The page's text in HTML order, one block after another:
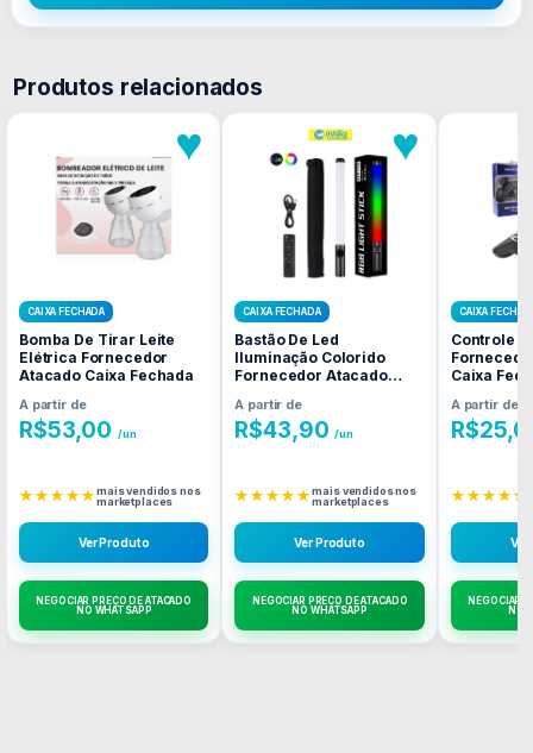
Produtos relacionados
♥
CAIXA FECHADA
Bomba De Tirar Leite
Elétrica Fornecedor
Atacado Caixa Fechada
A partir de
R$53,00 /un
★★★★★mais vendidos nos
marketplaces
Ver Produto
NEGOCIAR PREÇO DE ATACADO
NO WHATSAPP
♥
CAIXA FECHADA
Bastão De Led
Iluminação Colorido
Fornecedor Atacado
A partir de
R$43,90 /un
★★★★★mais vendidos nos
marketplaces
Ver Produto
NEGOCIAR PREÇO DE ATACADO
NO WHATSAPP
CAIXA
Controle
Caixa
A partir de
R$
★★★★★
NEGOCIAR
NO